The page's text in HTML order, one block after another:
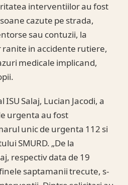
interventiilor au fost
cazute pe strada,
sau contuzii, la
in accidente rutiere,
medicale implicand,
Salaj, Lucian Jacodi, a
urgenta au fost
unic de urgenta 112 si
SMURD. „De la
respectiv data de 19
saptamanii trecute, s-